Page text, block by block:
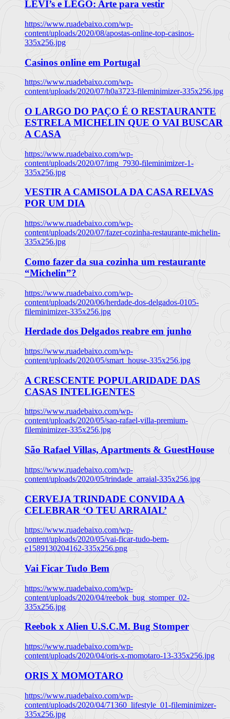
LEVI’s e LEGO: Arte para vestir
https://www.ruadebaixo.com/wp-
content/uploads/2020/08/apostas-online-top-casinos-
335x256.jpg
Casinos online em Portugal
https://www.ruadebaixo.com/wp-
content/uploads/2020/07/h0a3723-fileminimizer-335x256.jpg
O LARGO DO PAÇO É O RESTAURANTE
ESTRELA MICHELIN QUE O VAI BUSCAR
A CASA
https://www.ruadebaixo.com/wp-
content/uploads/2020/07/img_7930-fileminimizer-1-
335x256.jpg
VESTIR A CAMISOLA DA CASA RELVAS
POR UM DIA
https://www.ruadebaixo.com/wp-
content/uploads/2020/07/fazer-cozinha-restaurante-michelin-
335x256.jpg
Como fazer da sua cozinha um restaurante
“Michelin”?
https://www.ruadebaixo.com/wp-
content/uploads/2020/06/herdade-dos-delgados-0105-
fileminimizer-335x256.jpg
Herdade dos Delgados reabre em junho
https://www.ruadebaixo.com/wp-
content/uploads/2020/05/smart_house-335x256.jpg
A CRESCENTE POPULARIDADE DAS
CASAS INTELIGENTES
https://www.ruadebaixo.com/wp-
content/uploads/2020/05/sao-rafael-villa-premium-
fileminimizer-335x256.jpg
São Rafael Villas, Apartments & GuestHouse
https://www.ruadebaixo.com/wp-
content/uploads/2020/05/trindade_arraial-335x256.jpg
CERVEJA TRINDADE CONVIDA A
CELEBRAR ‘O TEU ARRAIAL’
https://www.ruadebaixo.com/wp-
content/uploads/2020/05/vai-ficar-tudo-bem-
e1589130204162-335x256.png
Vai Ficar Tudo Bem
https://www.ruadebaixo.com/wp-
content/uploads/2020/04/reebok_bug_stomper_02-
335x256.jpg
Reebok x Alien U.S.C.M. Bug Stomper
https://www.ruadebaixo.com/wp-
content/uploads/2020/04/oris-x-momotaro-13-335x256.jpg
ORIS X MOMOTARO
https://www.ruadebaixo.com/wp-
content/uploads/2020/04/71360_lifestyle_01-fileminimizer-
335x256.jpg